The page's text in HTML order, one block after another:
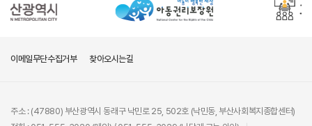
이메일무단수집거부 찾아오시는길
주소 : (47880) 부산광역시 동래구 낙민로 25, 502호 (낙민동, 부산사회복지종합센터)